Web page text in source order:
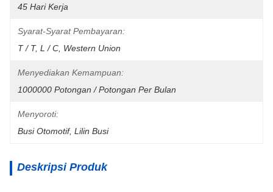
45 Hari Kerja
Syarat-Syarat Pembayaran:
T / T, L / C, Western Union
Menyediakan Kemampuan:
1000000 Potongan / Potongan Per Bulan
Menyoroti:
Busi Otomotif, Lilin Busi
Deskripsi Produk